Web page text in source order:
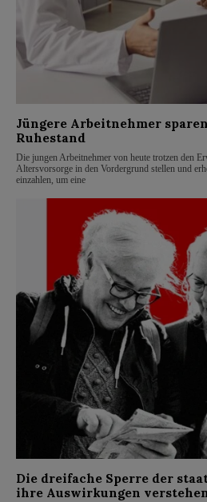
Jüngere Arbeitnehmer
Ruhestand
Die jungen Arbeitnehmer von heute trotzen den
Altersvorsorge in den Vordergrund stellen und
einzahlen, um eine
Die dreifache Sperre der
ihre Auswirkungen